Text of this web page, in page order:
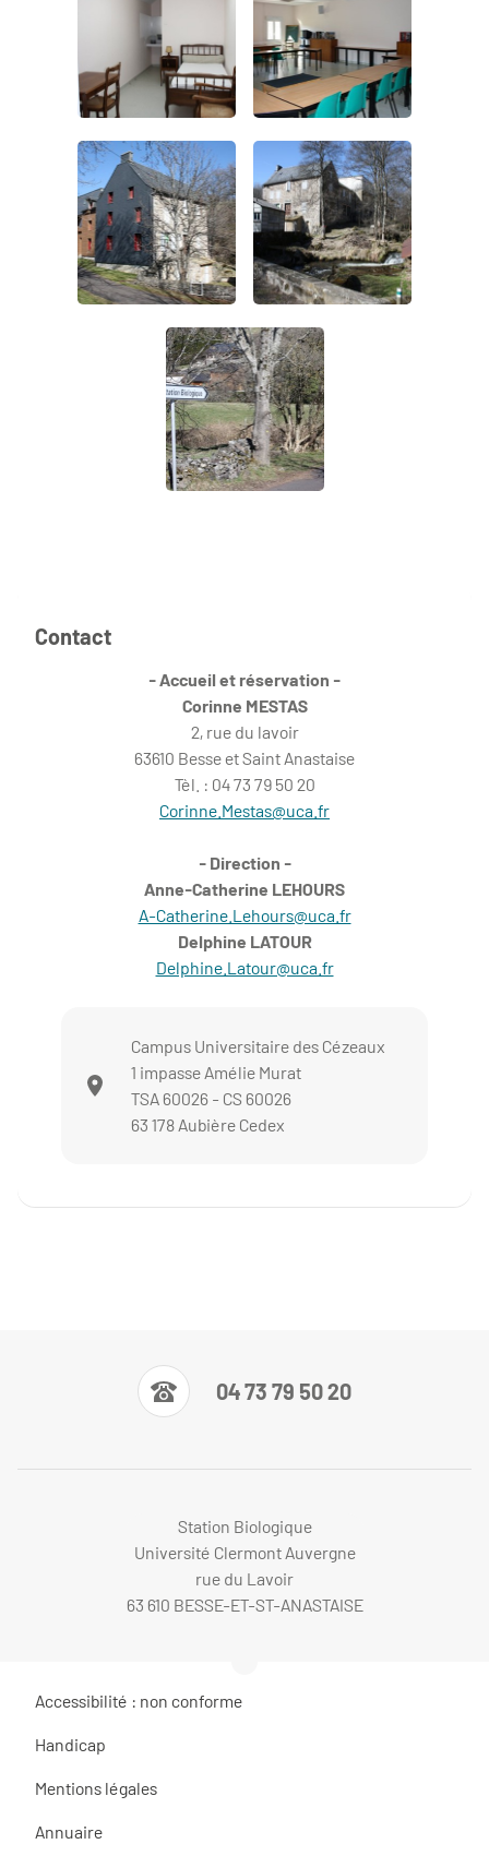
Contact
- Accueil et réservation -
Corinne MESTAS
2, rue du lavoir
63610 Besse et Saint Anastaise
Tèl. : 04 73 79 50 20
Corinne.Mestas@uca.fr
- Direction -
Anne-Catherine LEHOURS
A-Catherine.Lehours@uca.fr
Delphine LATOUR
Delphine.Latour@uca.fr
Campus Universitaire des Cézeaux
1 impasse Amélie Murat
TSA 60026 - CS 60026
63 178 Aubière Cedex
04 73 79 50 20
Station Biologique
Université Clermont Auvergne
rue du Lavoir
63 610 BESSE-ET-ST-ANASTAISE
Accessibilité : non conforme
Handicap
Mentions légales
Annuaire